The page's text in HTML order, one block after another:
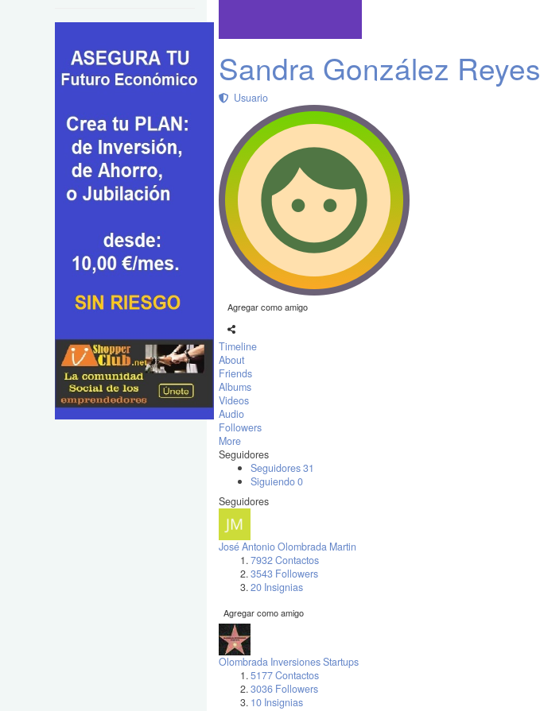
Sandra González Reyes
Usuario
Agregar como amigo
Timeline
About
Friends
Albums
Videos
Audio
Followers
More
Seguidores
Seguidores31
Siguiendo0
Seguidores
José Antonio Olombrada Martin
7932 Contactos
3543 Followers
20 Insignias
Agregar como amigo
Olombrada Inversiones Startups
5177 Contactos
3036 Followers
10 Insignias